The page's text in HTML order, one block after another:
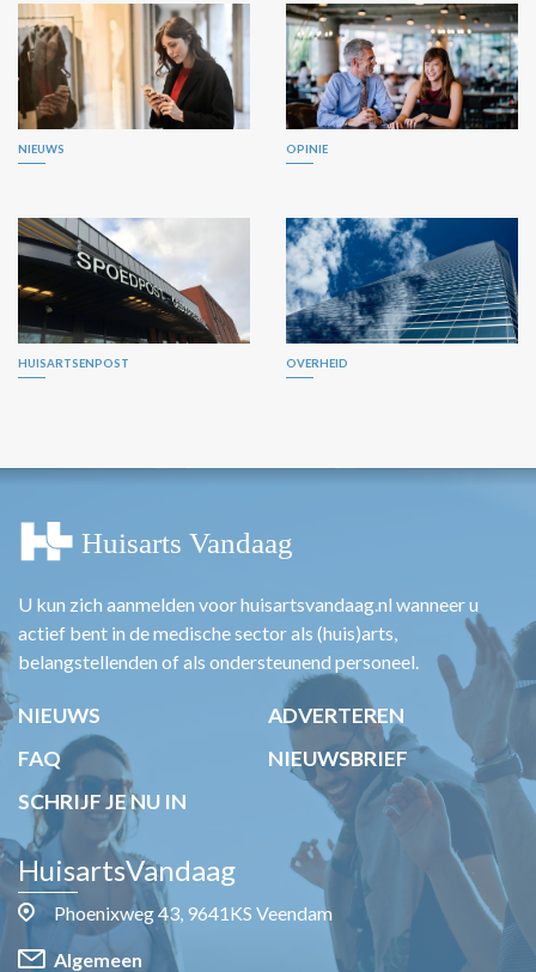
NIEUWS OPINIE
HUISARTSENPOST OVERHEID
U kun zich aanmelden voor huisartsvandaag.nl wanneer u
actief bent in de medische sector als (huis)arts,
belangstellenden of als ondersteunend personeel.
NIEUWS
ADVERTEREN
FAQ
NIEUWSBRIEF
SCHRIJF JE NU IN
HuisartsVandaag
Phoenixweg 43, 9641KS Veendam
Algemeen